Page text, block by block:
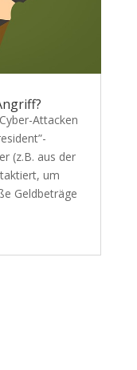
Attacken
(z.B. aus der
um
Geldbeträge